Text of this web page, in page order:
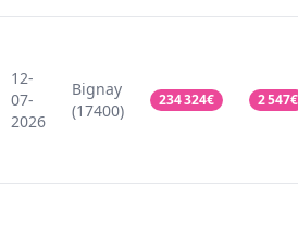
12-
07-
2026
Bignay
(17400)
234 324€ 2 547€